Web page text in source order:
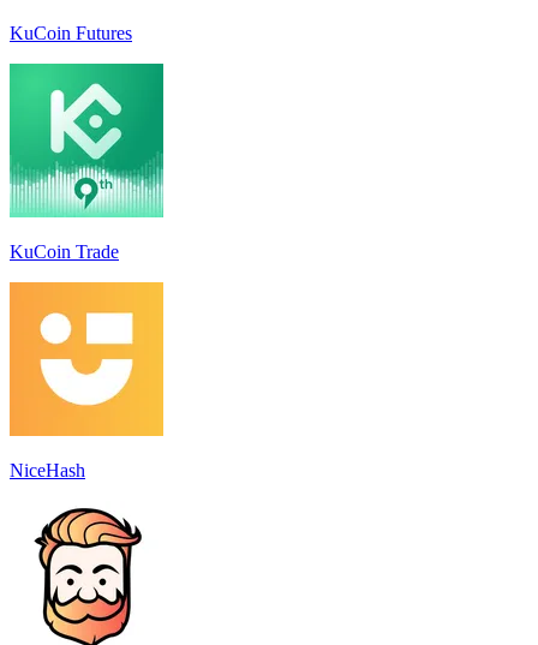
KuCoin Futures
KuCoin Trade
NiceHash